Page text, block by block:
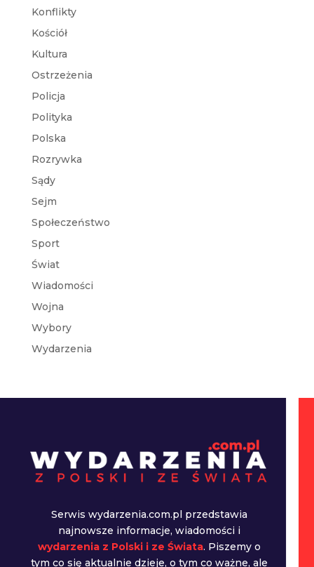
Konflikty
Kościół
Kultura
Ostrzeżenia
Policja
Polityka
Polska
Rozrywka
Sądy
Sejm
Społeczeństwo
Sport
Świat
Wiadomości
Wojna
Wybory
Wydarzenia
Serwis wydarzenia.com.pl przedstawia
najnowsze informacje, wiadomości i
wydarzenia z Polski i ze Świata. Piszemy o
tym co się aktualnie dzieje, o tym co ważne, ale